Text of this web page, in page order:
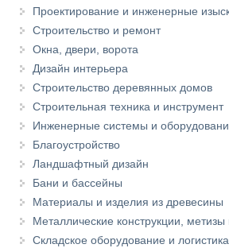
Проектирование и инженерные
Строительство и ремонт
Окна, двери, ворота
Дизайн интерьера
Строительство деревянных домов
Строительная техника и инструмент
Инженерные системы и
Благоустройство
Ландшафтный дизайн
Бани и бассейны
Материалы и изделия из древесины
Металлические конструкции,
Складское оборудование и логистика